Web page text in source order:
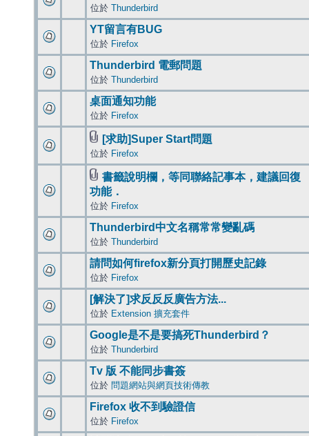
位於 Thunderbird
YT留言有BUG
位於 Firefox
Thunderbird 電郵問題
位於 Thunderbird
桌面通知功能
位於 Firefox
[求助]Super Start問題
位於 Firefox
書籤說明欄，等同聯絡記事本，建議回復
功能．
位於 Firefox
Thunderbird中文名稱常常變亂碼
位於 Thunderbird
請問如何firefox新分頁打開歷史記錄
位於 Firefox
[解決了]求反反反廣告方法...
位於 Extension 擴充套件
Google是不是要搞死Thunderbird？
位於 Thunderbird
Tv 版 不能同步書簽
位於 問題網站與網頁技術傳教
Firefox 收不到驗證信
位於 Firefox